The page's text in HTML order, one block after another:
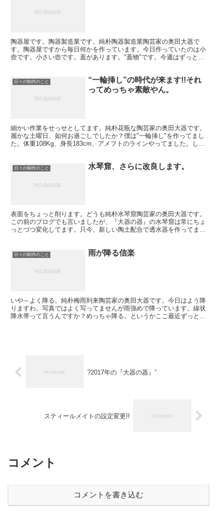
陶器屋です。陶器製造業です。純朴陶器製造業陶芸家の奥田大器で
す。陶器屋ですから毎日何かを作っています。今日作っていたのは小
壺です。小さい壺です。蓋があります。"蓋物"です。今週はずっと小
日々の制作のこと
“一輪挿し”の時代が来ます!!それ
ってめっちゃ素敵やん。
細かい作業をせっせとしてます。純朴花瓶な陶芸家の奥田大器です。
麗かな土曜日、如何お過ごしでしたか？僕は"一輪挿し"を作ってまし
た。体重108Kg、身長183cm、アメフトのラインやってました。しか
日々の制作のこと 水琴窟、さらに改良します。
表面をちょっと削ります。どうも純朴水琴窟陶芸家の奥田大器です。
この前のブログでも言いましたが、『大器の器』の水琴窟は常にちょ
っとづつ変化してます。只今、新しい陶土配合で透水器を作ってま
日々の制作のこと 雨が降る信楽
いや～よく降る。純朴梅雨到来陶芸家の奥田大器です。今日はよう降
りますわ。写真ではよく写ってませんが雨強めで降っています。線状
降水帯って言うんですか？めっちゃ降る。というかここ最近ずっと天
?2017年の『大器の器』”
スティールメイトの設定変更!!
コメント
コメントを書き込む